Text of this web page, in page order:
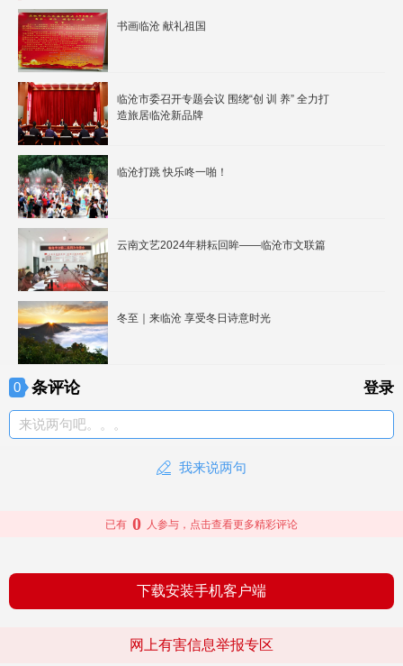
书画临沧 献礼祖国
临沧市委召开专题会议 围绕“创 训 养” 全力打
造旅居临沧新品牌
临沧打跳 快乐咚一啪！
云南文艺2024年耕耘回眸——临沧市文联篇
冬至｜来临沧 享受冬日诗意时光
0 条评论 登录
来说两句吧。。。
我来说两句
已有 0 人参与，点击查看更多精彩评论
下载安装手机客户端
网上有害信息举报专区